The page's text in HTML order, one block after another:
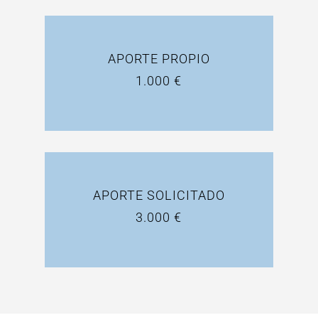
APORTE PROPIO
1.000 €
APORTE SOLICITADO
3.000 €